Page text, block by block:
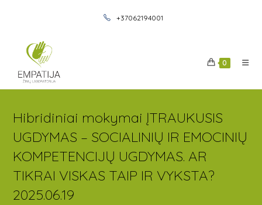
+37062194001
0
Hibridiniai mokymai ĮTRAUKUSIS
UGDYMAS – SOCIALINIŲ IR EMOCINIŲ
KOMPETENCIJŲ UGDYMAS. AR
TIKRAI VISKAS TAIP IR VYKSTA?
2025.06.19